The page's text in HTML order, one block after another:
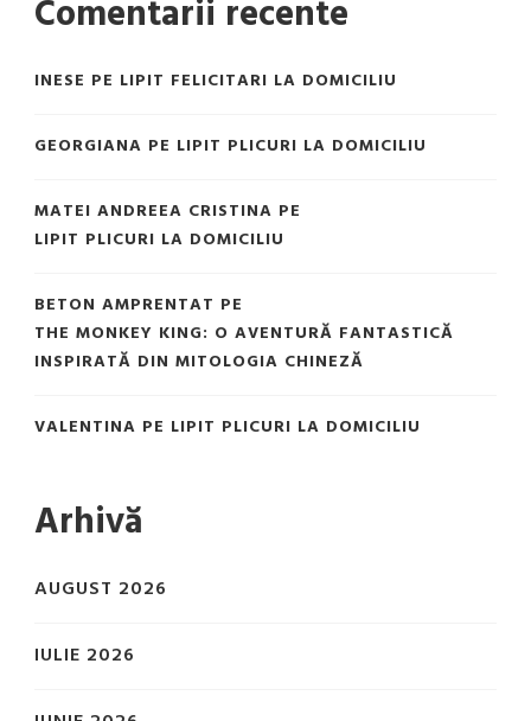
Comentarii recente
INESE PE LIPIT FELICITARI LA DOMICILIU
GEORGIANA PE LIPIT PLICURI LA DOMICILIU
MATEI ANDREEA CRISTINA PE
LIPIT PLICURI LA DOMICILIU
BETON AMPRENTAT PE
THE MONKEY KING: O AVENTURĂ FANTASTICĂ
INSPIRATĂ DIN MITOLOGIA CHINEZĂ
VALENTINA PE LIPIT PLICURI LA DOMICILIU
Arhivă
AUGUST 2026
IULIE 2026